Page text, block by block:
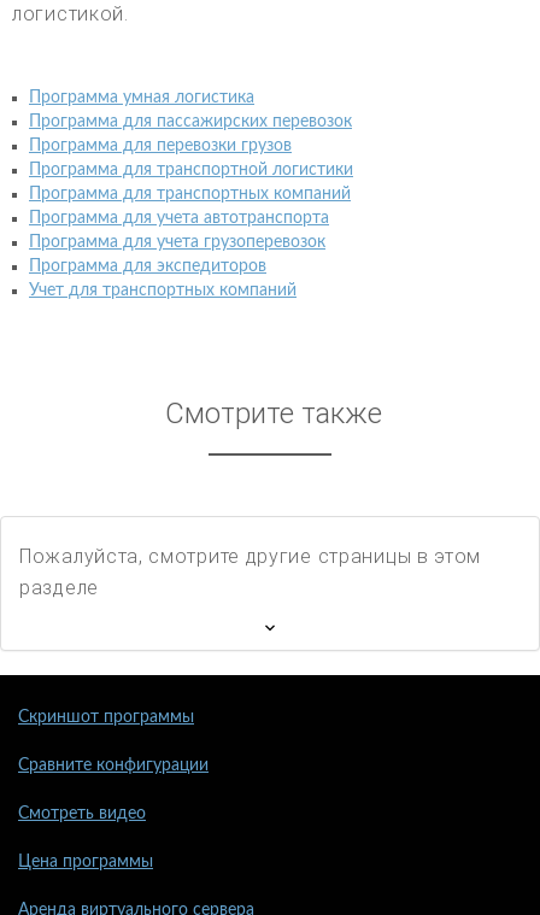
логистикой.
Программа умная логистика
Программа для пассажирских перевозок
Программа для перевозки грузов
Программа для транспортной логистики
Программа для транспортных компаний
Программа для учета автотранспорта
Программа для учета грузоперевозок
Программа для экспедиторов
Учет для транспортных компаний
Смотрите также
Пожалуйста, смотрите другие страницы в этом
разделе
Скриншот программы
Сравните конфигурации
Смотреть видео
Цена программы
Аренда виртуального сервера